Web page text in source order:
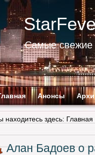
Самые свежие
Анонсы
находитесь здесь: Главная
Алан Бадоев о